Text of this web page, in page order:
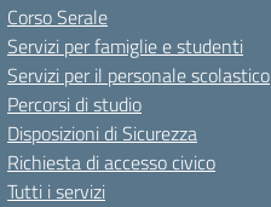
Corso Serale
Servizi per famiglie e studenti
Servizi per il personale scolastico
Percorsi di studio
Disposizioni di Sicurezza
Richiesta di accesso civico
Tutti i servizi